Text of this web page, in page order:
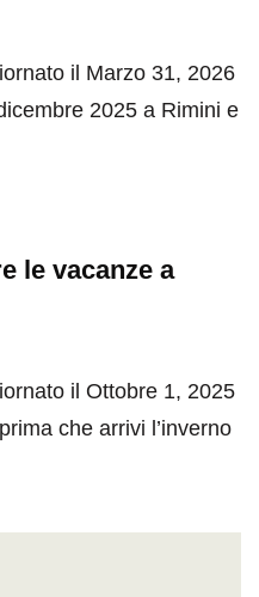
il Marzo 31, 2026
2025 a Rimini e
le vacanze a
il Ottobre 1, 2025
che arrivi l’inverno